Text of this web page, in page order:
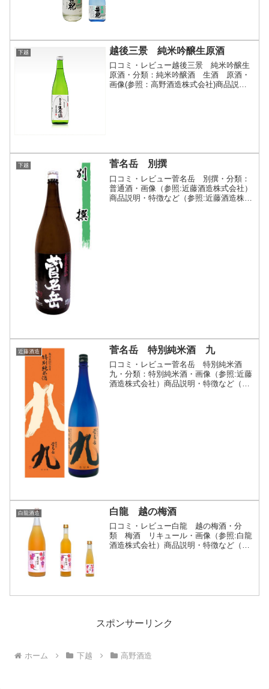
下越 越後三景 純米吟醸生原酒
口コミ・レビュー越後三景 純米吟醸生
原酒・分類：純米吟醸酒 生酒 原酒・
画像(参照：高野酒造株式会社)商品説
下越 菅名岳 別撰
口コミ・レビュー菅名岳 別撰・分類：
普通酒・画像（参照:近藤酒造株式会社）
商品説明・特徴など（参照:近藤酒造株式
近藤酒造 菅名岳 特別純米酒 九
口コミ・レビュー菅名岳 特別純米酒
九・分類：特別純米酒・画像（参照:近藤
酒造株式会社）商品説明・特徴など（参
白龍酒造 白龍 越の梅酒
口コミ・レビュー白龍 越の梅酒・分
類 梅酒 リキュール・画像（参照:白龍
酒造株式会社）商品説明・特徴など（参
スポンサーリンク
ホーム 下越 高野酒造